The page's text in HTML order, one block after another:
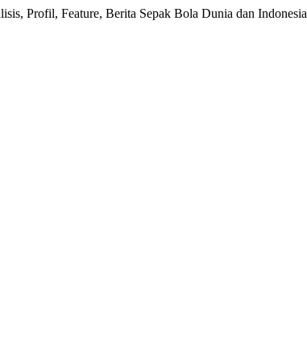
Profil, Feature, Berita Sepak Bola Dunia dan Indonesia